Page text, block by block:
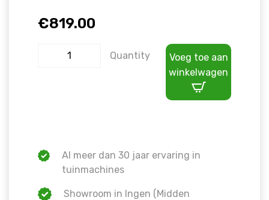
€819.00
Quantity
Voeg toe aan
winkelwagen
Al meer dan 30 jaar ervaring in
tuinmachines
Showroom in Ingen (Midden